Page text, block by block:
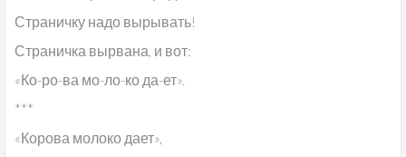
Страничку надо вырывать!
Страничка вырвана, и вот:
«Ко-ро-ва мо-ло-ко да-ет».
***
«Корова молоко дает»,